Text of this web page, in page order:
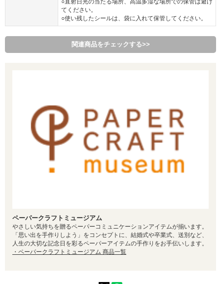
てください。
○使い残したシールは、袋に入れて保管してください。
関連商品をチェックする>>
ペーパークラフトミュージアム
やさしい気持ちを贈るペーパーコミュニケーションアイテムが揃います。
「思い出を手作りしよう」をコンセプトに、結婚式や卒業式、送別など、
人生の大切な記念日を彩るペーパーアイテムの手作りをお手伝いします。
・ペーパークラフトミュージアム 商品一覧